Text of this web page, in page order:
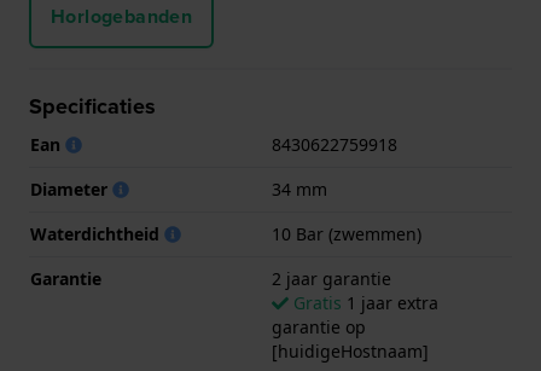
Horlogebanden
Specificaties
Ean
8430622759918
Diameter
34 mm
Waterdichtheid
10 Bar (zwemmen)
Garantie
2 jaar garantie
Gratis 1 jaar extra
garantie op
[huidigeHostnaam]